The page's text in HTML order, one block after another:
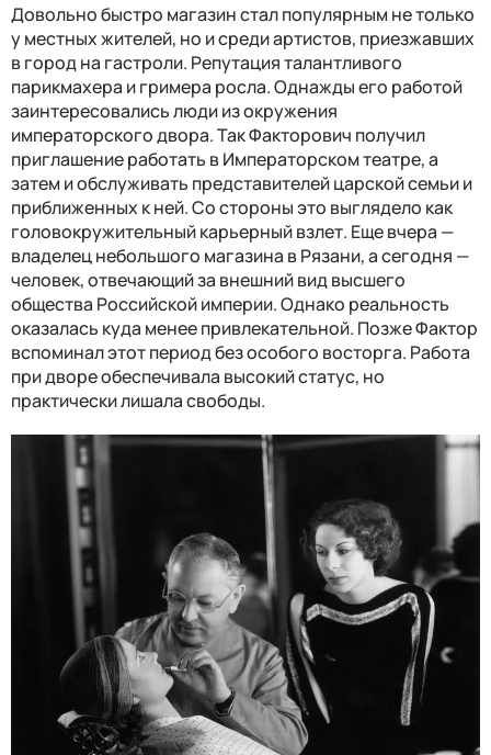
Довольно быстро магазин стал популярным не только
у местных жителей, но и среди артистов, приезжавших
в город на гастроли. Репутация талантливого
парикмахера и гримера росла. Однажды его работой
заинтересовались люди из окружения
императорского двора. Так Факторович получил
приглашение работать в Императорском театре, а
затем и обслуживать представителей царской семьи и
приближенных к ней. Со стороны это выглядело как
головокружительный карьерный взлет. Еще вчера —
владелец небольшого магазина в Рязани, а сегодня —
человек, отвечающий за внешний вид высшего
общества Российской империи. Однако реальность
оказалась куда менее привлекательной. Позже Фактор
вспоминал этот период без особого восторга. Работа
при дворе обеспечивала высокий статус, но
практически лишала свободы.